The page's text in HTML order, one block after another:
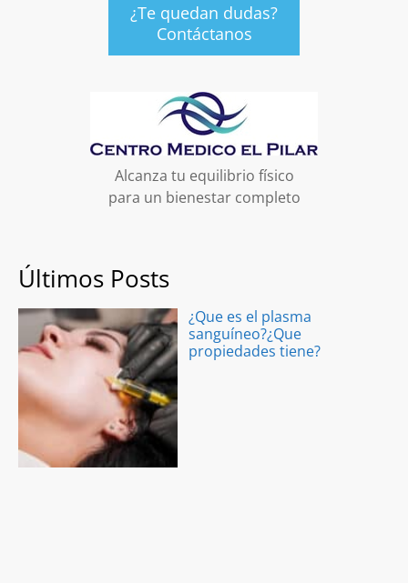
¿Te quedan dudas?
Contáctanos
Alcanza tu equilibrio físico
para un bienestar completo
Últimos Posts
¿Que es el plasma
sanguíneo?¿Que
propiedades tiene?